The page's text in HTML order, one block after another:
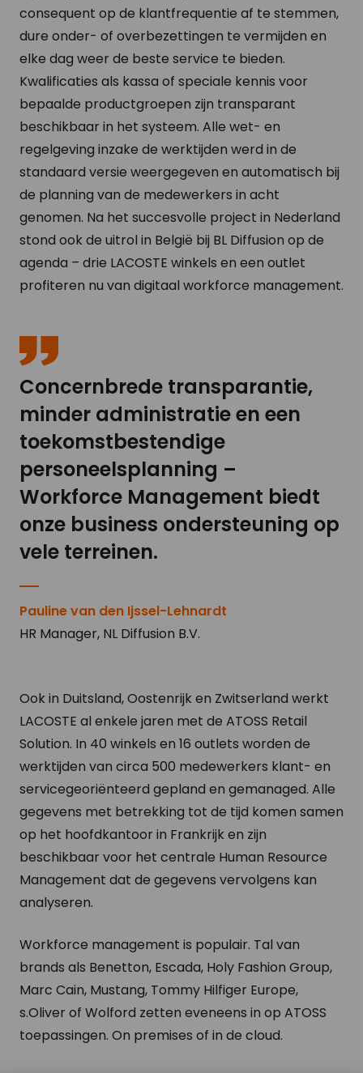
consequent op de klantfrequentie af te stemmen,
dure onder- of overbezettingen te vermijden en
elke dag weer de beste service te bieden.
Kwalificaties als kassa of speciale kennis voor
bepaalde productgroepen zijn transparant
beschikbaar in het systeem. Alle wet- en
regelgeving inzake de werktijden werd in de
standaard versie weergegeven en automatisch bij
de planning van de medewerkers in acht
genomen. Na het succesvolle project in Nederland
stond ook de uitrol in België bij BL Diffusion op de
agenda – drie LACOSTE winkels en een outlet
profiteren nu van digitaal workforce management.
Concernbrede transparantie,
minder administratie en een
toekomstbestendige
personeelsplanning –
Workforce Management biedt
onze business ondersteuning op
vele terreinen.
Pauline van den Ijssel-Lehnardt
HR Manager, NL Diffusion B.V.
Ook in Duitsland, Oostenrijk en Zwitserland werkt
LACOSTE al enkele jaren met de ATOSS Retail
Solution. In 40 winkels en 16 outlets worden de
werktijden van circa 500 medewerkers klant- en
servicegeoriënteerd gepland en gemanaged. Alle
gegevens met betrekking tot de tijd komen samen
op het hoofdkantoor in Frankrijk en zijn
beschikbaar voor het centrale Human Resource
Management dat de gegevens vervolgens kan
analyseren.
Workforce management is populair. Tal van
brands als Benetton, Escada, Holy Fashion Group,
Marc Cain, Mustang, Tommy Hilfiger Europe,
s.Oliver of Wolford zetten eveneens in op ATOSS
toepassingen. On premises of in de cloud.